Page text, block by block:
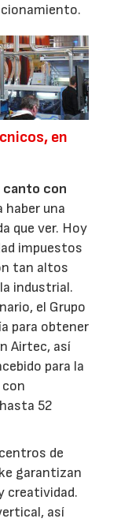
en
canto con
haber una
que ver. Hoy
impuestos
tan altos
industrial.
el Grupo
para obtener
Airtec, así
para la
52
de
garantizan
creatividad.
así